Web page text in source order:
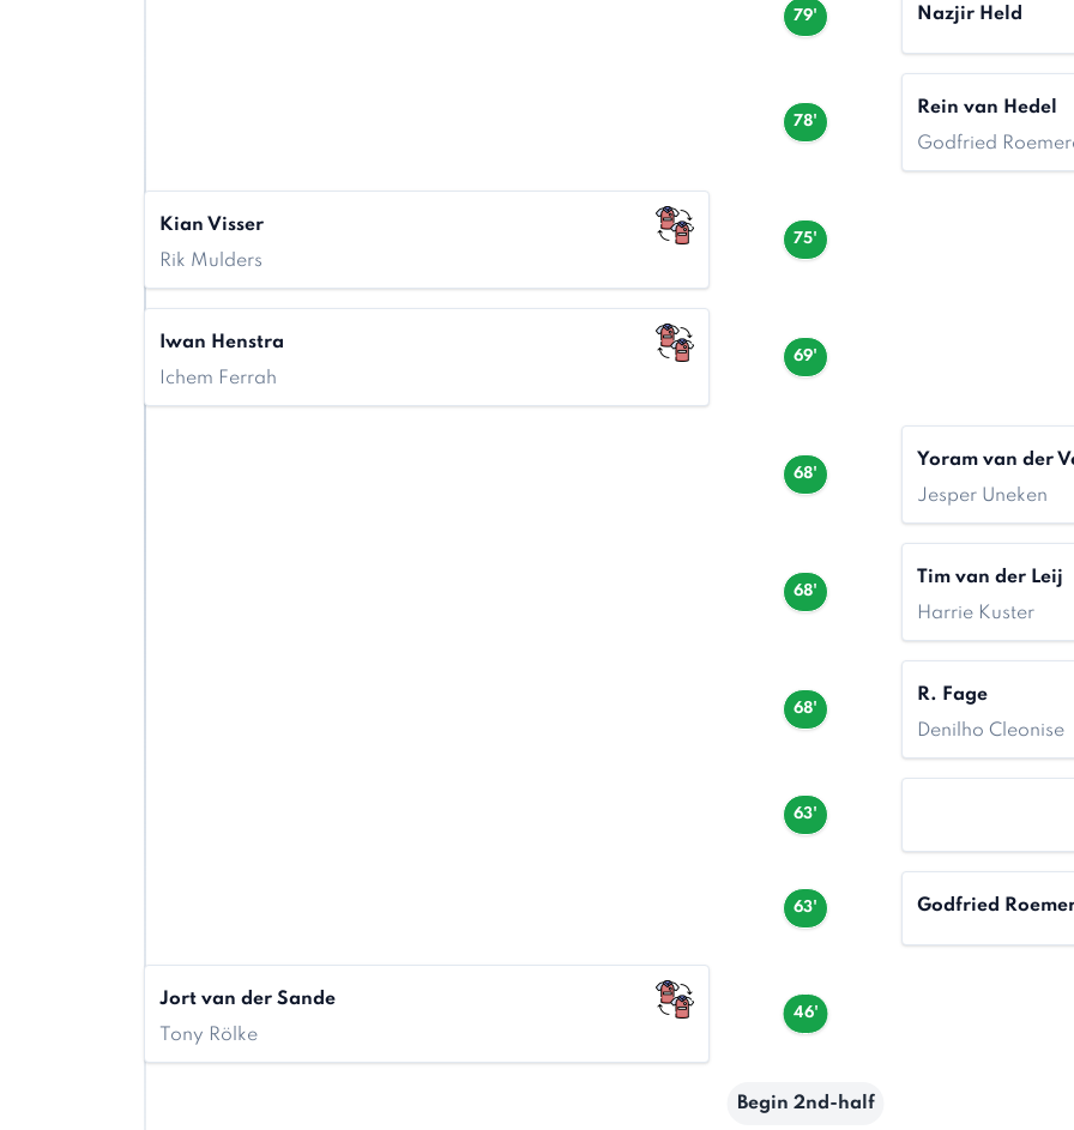
79' Nazjir Held
78'
Rein van Hedel
Godfried
75'
Kian Visser
Rik Mulders
69'
Iwan Henstra
Ichem Ferrah
68'
Yoram van der
Jesper Uneken
68'
Tim van der Leij
Harrie Kuster
68'
R. Fage
Denilho Cleonise
63'
63' Godfried
46'
Jort van der Sande
Tony Rölke
Begin 2nd-half